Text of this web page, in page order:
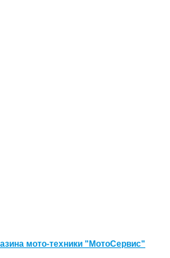
мото-техники "МотоСервис"